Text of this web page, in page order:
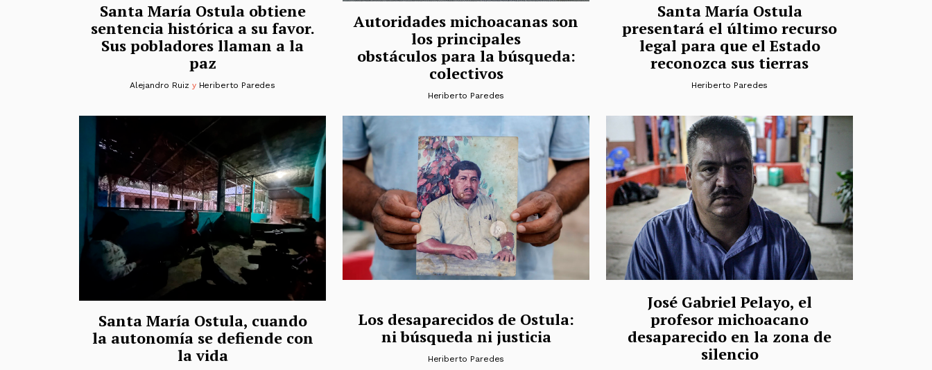
Santa María Ostula obtiene
sentencia histórica a su favor.
Sus pobladores llaman a la
paz
Alejandro Ruiz y Heriberto Paredes
Autoridades michoacanas son
los principales
obstáculos para la búsqueda:
colectivos
Heriberto Paredes
Santa María Ostula
presentará el último recurso
legal para que el Estado
reconozca sus tierras
Heriberto Paredes
Santa María Ostula, cuando
la autonomía se defiende con
la vida
Los desaparecidos de Ostula:
ni búsqueda ni justicia
Heriberto Paredes
José Gabriel Pelayo, el
profesor michoacano
desaparecido en la zona de
silencio